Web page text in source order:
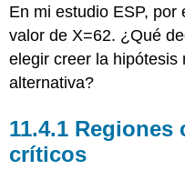
En mi estudio ESP, por
valor de X=62. ¿Qué
elegir creer la hipótesis
alternativa?
Regiones
críticos